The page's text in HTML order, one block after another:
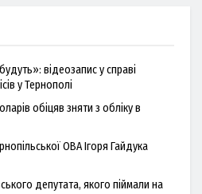
відеозапис у справі
у Тернополі
обіцяв зняти з обліку в
ОВА Ігоря Гайдука
депутата, якого піймали на